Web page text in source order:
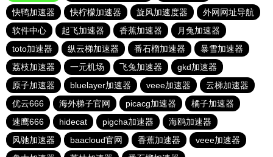
快鸭加速器
快柠檬加速器 旋风加速度器
外网网址导航
软件中心
起飞加速器 香蕉加速器
月兔加速器
toto加速器
纵云梯加速器 番石榴加速器
暴雪加速器
荔枝加速器
一元机场 飞兔加速器
gkd加速器
原子加速器
bluelayer加速器 veee加速器
云梯加速器
优云666
海外梯子官网 picacg加速器
橘子加速器
速鹰666
hidecat pigcha加速器
海鸥加速器
风驰加速器
baacloud官网 香蕉加速器
veee加速器